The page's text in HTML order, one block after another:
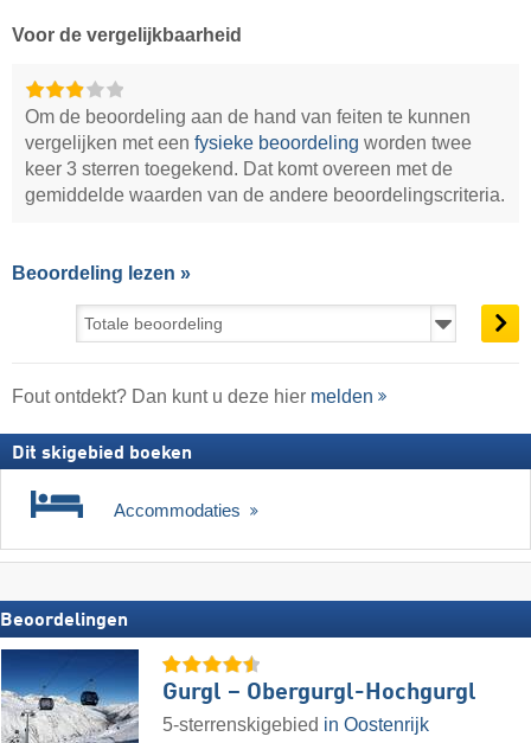
Voor de vergelijkbaarheid
Om de beoordeling aan de hand van feiten te kunnen
vergelijken met eenfysieke beoordeling worden twee
keer 3 sterren toegekend. Dat komt overeen met de
gemiddelde waarden van de andere beoordelingscriteria.
Beoordeling lezen »
Fout ontdekt? Dan kunt u deze hier melden
Dit skigebied boeken
Accommodaties
Beoordelingen
Gurgl – Obergurgl-Hochgurgl
5-sterrenskigebied in Oostenrijk